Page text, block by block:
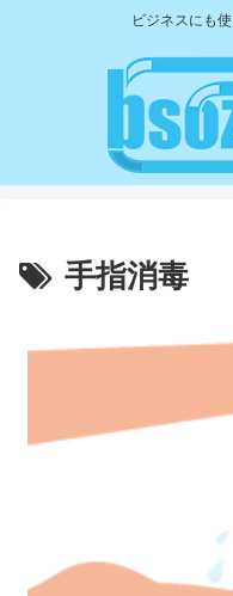
ビジネスにも
手指消毒